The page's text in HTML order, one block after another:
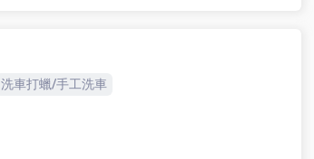
洗車打蠟/手工洗車